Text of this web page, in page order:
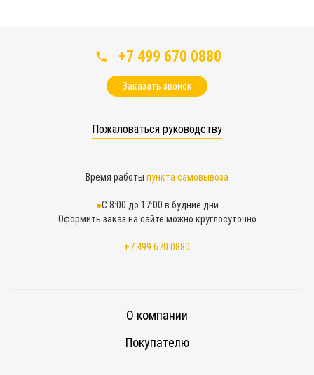
+7 499 670 0880
Заказать звонок
Пожаловаться руководству
Время работы пункта самовывоза
С 8:00 до 17:00 в будние дни
Оформить заказ на сайте можно круглосуточно
+7 499 670 0880
О компании
Покупателю